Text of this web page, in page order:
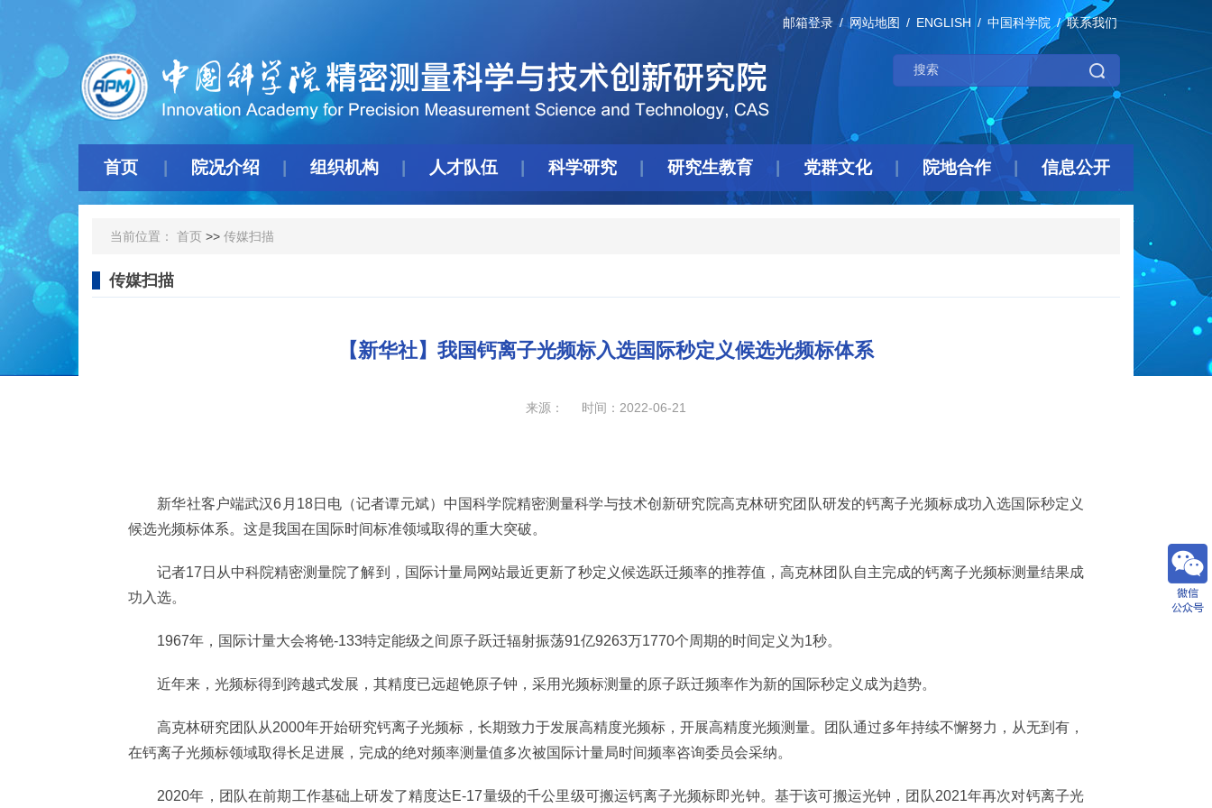
邮箱登录 网站地图 ENGLISH 中国科学院 联系我们
首页 院况介绍 组织机构 人才队伍 科学研究 研究生教育 党群文化 院地合作 信息公开
当前位置： 首页 >> 传媒扫描
传媒扫描
【新华社】我国钙离子光频标入选国际秒定义候选光频标体系
来源： 时间：2022-06-21
新华社客户端武汉6月18日电（记者谭元斌）中国科学院精密测量科学与技术创新研究院高克林研究团队研发的钙离子光频标成功入选国际秒定义
候选光频标体系。这是我国在国际时间标准领域取得的重大突破。
记者17日从中科院精密测量院了解到，国际计量局网站最近更新了秒定义候选跃迁频率的推荐值，高克林团队自主完成的钙离子光频标测量结果成
功入选。
1967年，国际计量大会将铯-133特定能级之间原子跃迁辐射振荡91亿9263万1770个周期的时间定义为1秒。
近年来，光频标得到跨越式发展，其精度已远超铯原子钟，采用光频标测量的原子跃迁频率作为新的国际秒定义成为趋势。
高克林研究团队从2000年开始研究钙离子光频标，长期致力于发展高精度光频标，开展高精度光频测量。团队通过多年持续不懈努力，从无到有，
在钙离子光频标领域取得长足进展，完成的绝对频率测量值多次被国际计量局时间频率咨询委员会采纳。
2020年，团队在前期工作基础上研发了精度达E-17量级的千公里级可搬运钙离子光频标即光钟。基于该可搬运光钟，团队2021年再次对钙离子光